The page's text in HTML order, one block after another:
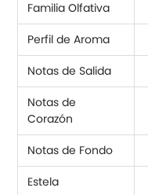
Familia Olfativa
Perfil de Aroma
Notas de Salida
Notas de
Corazón
Notas de Fondo
Estela